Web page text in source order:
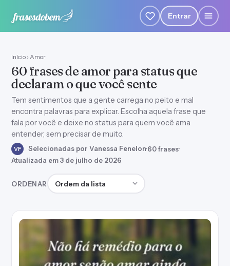
Entrar
Início › Amor
60 frases de amor para status que
declaram o que você sente
Tem sentimentos que a gente carrega no peito e mal
encontra palavras para explicar. Escolha aquela frase que
fala por você e deixe no status para quem você ama
entender, sem precisar de muito.
VF Selecionadas por Vanessa Fenelon·60 frases·
Atualizada em 3 de julho de 2026
ORDENAR Ordenar frases